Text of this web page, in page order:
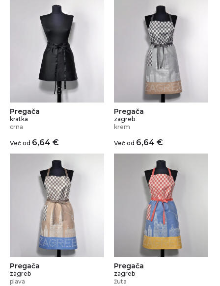
Pregača
kratka
crna
Već od 6,64 €
Pregača
zagreb
krem
Već od 6,64 €
Pregača
zagreb
plava
Pregača
zagreb
žuta